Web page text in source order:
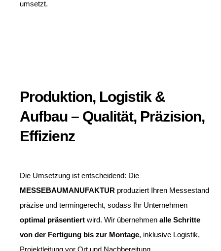
umsetzt.
Produktion, Logistik &
Aufbau – Qualität, Präzision,
Effizienz
Die Umsetzung ist entscheidend: Die
MESSEBAUMANUFAKTUR produziert Ihren Messestand
präzise und termingerecht, sodass Ihr Unternehmen
optimal präsentiert wird. Wir übernehmen alle Schritte
von der Fertigung bis zur Montage, inklusive Logistik,
Projektleitung vor Ort und Nachbereitung.